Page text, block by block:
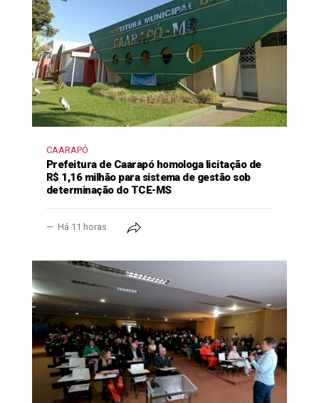
CAARAPÓ
Prefeitura de Caarapó homologa licitação de
R$ 1,16 milhão para sistema de gestão sob
determinação do TCE-MS
Há 11 horas